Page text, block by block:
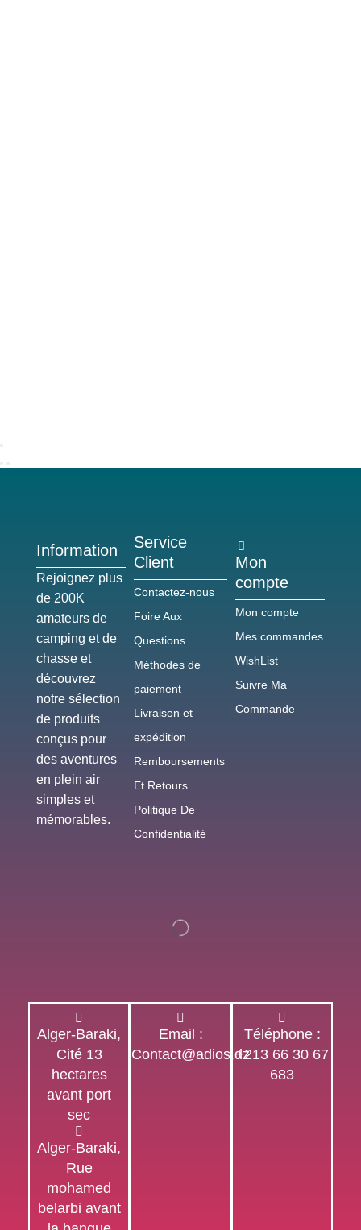
Information
Rejoignez plus
de 200K
amateurs de
camping et de
chasse et
découvrez
notre sélection
de produits
conçus pour
des aventures
en plein air
simples et
mémorables.
Service
Client
Contactez-nous
Foire Aux
Questions
Méthodes de
paiement
Livraison et
expédition
Remboursements
Et Retours
Politique De
Confidentialité
Mon
compte
Mon compte
Mes commandes
WishList
Suivre Ma
Commande
Alger-Baraki,
Cité 13
hectares
avant port
sec
Alger-Baraki,
Rue
mohamed
belarbi avant
Email :
Contact@adios.dz
Téléphone :
+213 66 30 67
683